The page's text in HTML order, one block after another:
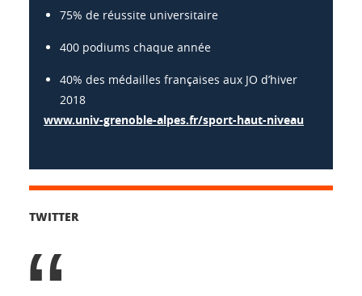
75% de réussite universitaire
400 podiums chaque année
40% des médailles françaises aux JO d’hiver
2018
www.univ-grenoble-alpes.fr/sport-haut-niveau
TWITTER